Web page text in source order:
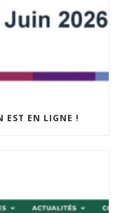
EST EN LIGNE !